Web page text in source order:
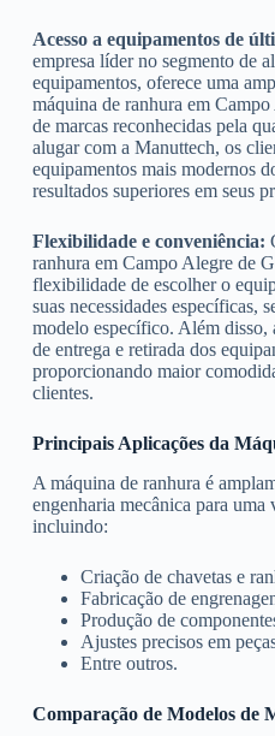
Acesso a equipamentos de
empresa líder no segmento de
equipamentos, oferece uma
máquina de ranhura em
de marcas reconhecidas pela
alugar com a Manuttech, os
equipamentos mais modernos
resultados superiores em seus
Flexibilidade e conveniência:
ranhura em Campo Alegre de
flexibilidade de escolher o
suas necessidades específicas,
modelo específico. Além disso,
de entrega e retirada dos
proporcionando maior
clientes.
Principais Aplicações da
A máquina de ranhura é
engenharia mecânica para uma
incluindo:
Criação de chavetas e
Fabricação de
Produção de
Ajustes precisos em
Entre outros.
Comparação de Modelos de